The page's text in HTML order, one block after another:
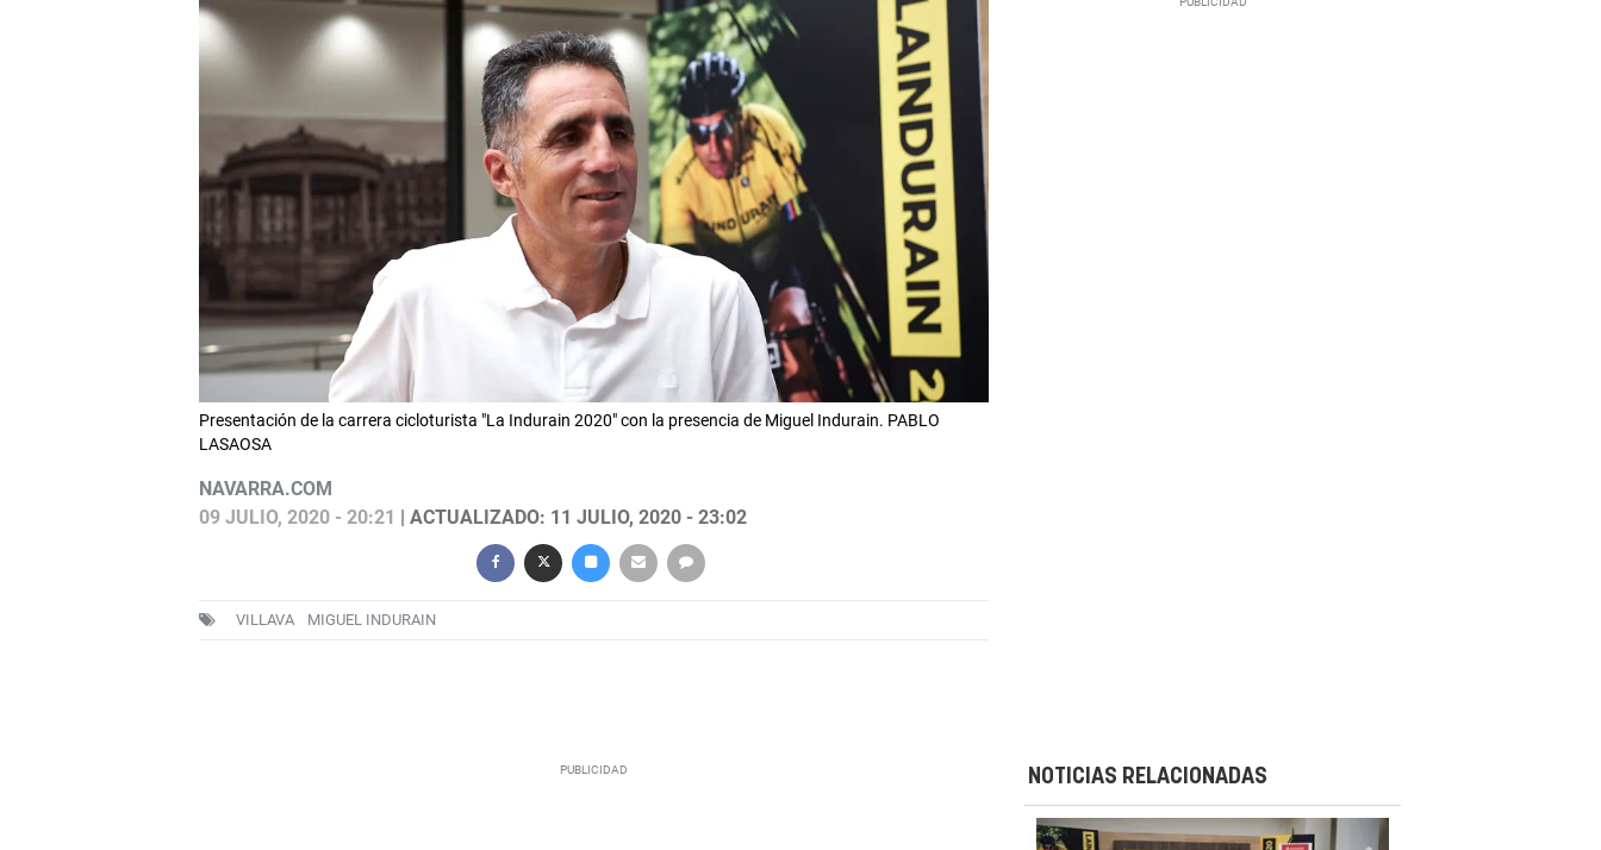
Presentación de la carrera cicloturista "La Indurain 2020" con la presencia de Miguel Indurain. PABLO
LASAOSA
NAVARRA.COM
09 JULIO, 2020 - 20:21 | ACTUALIZADO: 11 JULIO, 2020 - 23:02
VILLAVA MIGUEL INDURAIN
NOTICIAS RELACIONADAS